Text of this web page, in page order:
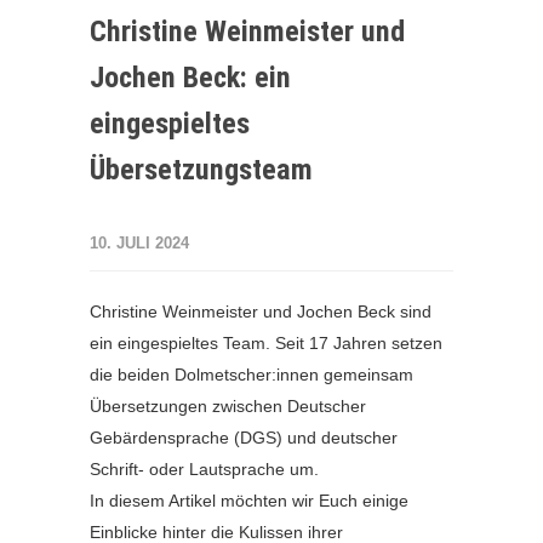
Christine Weinmeister und
Jochen Beck: ein
eingespieltes
Übersetzungsteam
10. JULI 2024
Christine Weinmeister und Jochen Beck sind
ein eingespieltes Team. Seit 17 Jahren setzen
die beiden Dolmetscher:innen gemeinsam
Übersetzungen zwischen Deutscher
Gebärdensprache (DGS) und deutscher
Schrift- oder Lautsprache um.
In diesem Artikel möchten wir Euch einige
Einblicke hinter die Kulissen ihrer